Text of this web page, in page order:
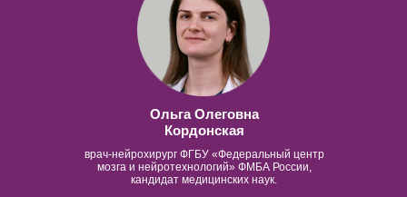
врач-нейрохирург ФГБУ «Федеральный центр
мозга и нейротехнологий» ФМБА России,
кандидат медицинских наук.
Ольга Олеговна
Кордонская